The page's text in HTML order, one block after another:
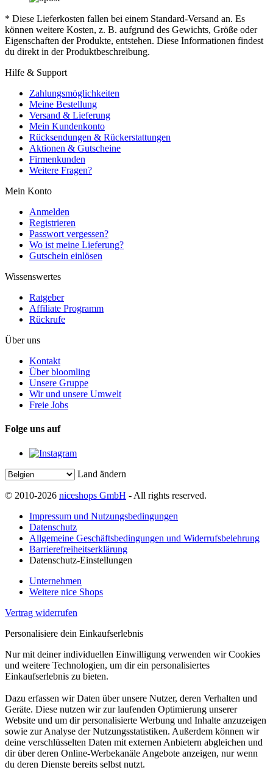
* Diese Lieferkosten fallen bei einem Standard-Versand an. Es
können weitere Kosten, z. B. aufgrund des Gewichts, Größe oder
Eigenschaften der Produkte, entstehen. Diese Informationen findest
du direkt in der Produktbeschreibung.
Hilfe & Support
Zahlungsmöglichkeiten
Meine Bestellung
Versand & Lieferung
Mein Kundenkonto
Rücksendungen & Rückerstattungen
Aktionen & Gutscheine
Firmenkunden
Weitere Fragen?
Mein Konto
Anmelden
Registrieren
Passwort vergessen?
Wo ist meine Lieferung?
Gutschein einlösen
Wissenswertes
Ratgeber
Affiliate Programm
Rückrufe
Über uns
Kontakt
Über bloomling
Unsere Gruppe
Wir und unsere Umwelt
Freie Jobs
Folge uns auf
Land ändern
© 2010-2026 niceshops GmbH - All rights reserved.
Impressum und Nutzungsbedingungen
Datenschutz
Allgemeine Geschäftsbedingungen und Widerrufsbelehrung
Barrierefreiheitserklärung
Datenschutz-Einstellungen
Unternehmen
Weitere nice Shops
Vertrag widerrufen
Personalisiere dein Einkaufserlebnis
Nur mit deiner individuellen Einwilligung verwenden wir Cookies
und weitere Technologien, um dir ein personalisiertes
Einkaufserlebnis zu bieten.
Dazu erfassen wir Daten über unsere Nutzer, deren Verhalten und
Geräte. Diese nutzen wir zur laufenden Optimierung unserer
Website und um dir personalisierte Werbung und Inhalte anzuzeigen
sowie zur Analyse der Nutzungsstatistiken. Außerdem können wir
deine verschlüsselten Daten mit externen Anbietern abgleichen und
dir über deren Online-Werbekanäle Angebote anzeigen, nur wenn
du deren Dienste bereits selbst nutzt.